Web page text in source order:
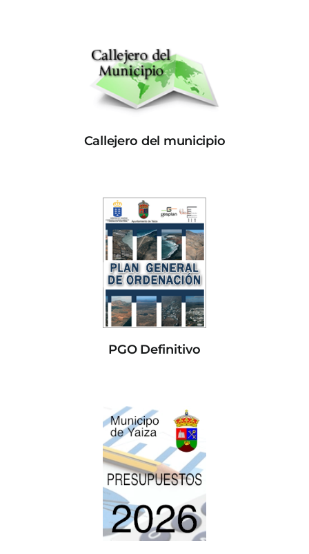
Callejero del municipio
PGO Definitivo